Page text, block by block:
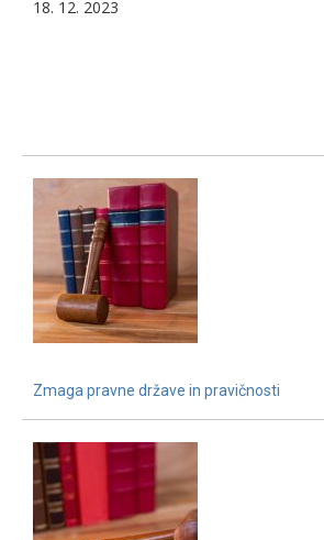
18. 12. 2023
Zmaga pravne države in pravičnosti